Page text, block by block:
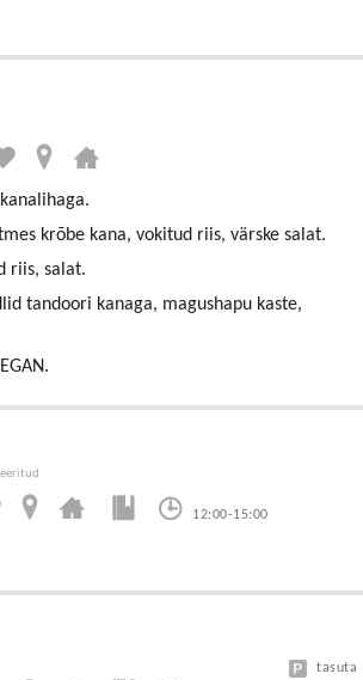
krõbe kana, vokitud riis, värske salat.
riis, salat.
tandoori kanaga, magushapu kaste,
12:00-15:00
tasuta